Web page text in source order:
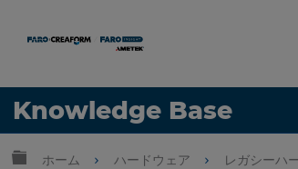
Knowledge Base
言語
グローバル階層を展開/折りたたむ
ホーム ハードウェア レガシーハ